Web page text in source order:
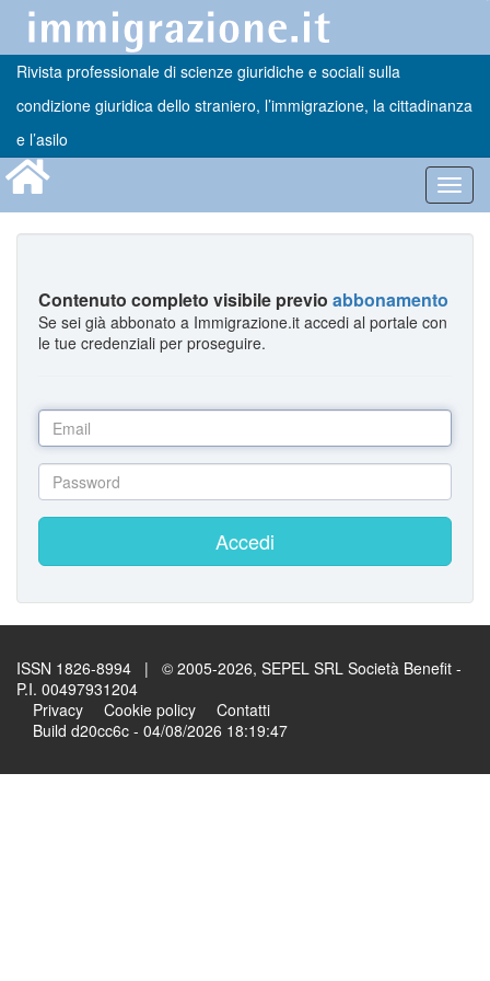
Rivista professionale di scienze giuridiche e sociali sulla
condizione giuridica dello straniero, l’immigrazione, la cittadinanza
e l’asilo
Contenuto completo visibile previo abbonamento
Se sei già abbonato a Immigrazione.it accedi al portale con
le tue credenziali per proseguire.
Accedi
ISSN 1826-8994 | © 2005-2026, SEPEL SRL Società Benefit -
P.I. 00497931204
Privacy
Cookie policy
Contatti
Build d20cc6c - 04/08/2026 18:19:47